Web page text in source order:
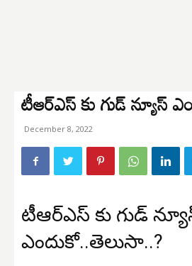
టీ‎ఆర్ఎస్ కు గుడ్ న్యూస్
December 8, 2022
టీ‎ఆర్ఎస్ కు గుడ్
ఎందుకో..తెలుసా..?